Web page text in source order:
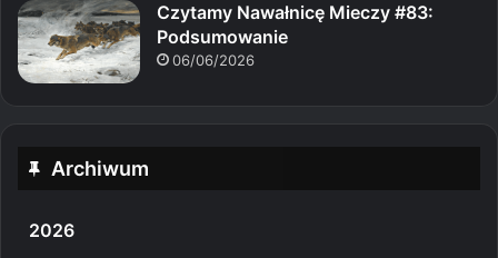
Czytamy Nawałnicę Mieczy #83:
Podsumowanie
06/06/2026
Archiwum
2026